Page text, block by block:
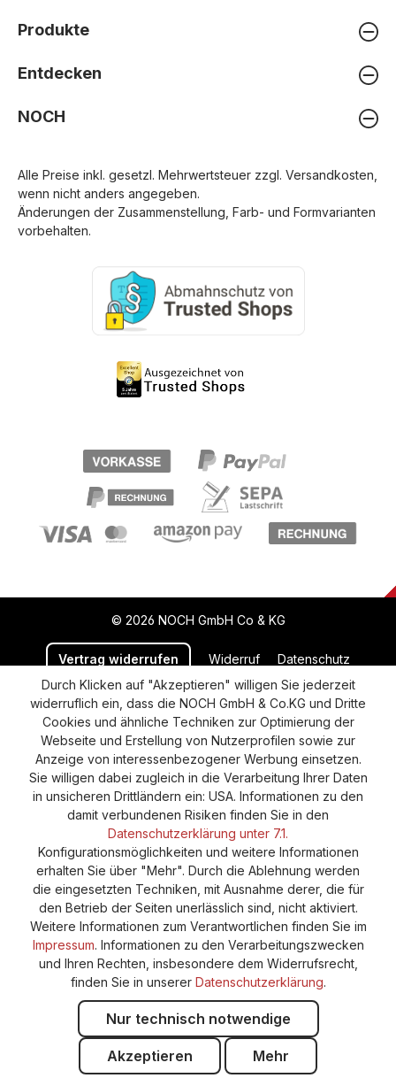
Produkte
Entdecken
NOCH
Alle Preise inkl. gesetzl. Mehrwertsteuer zzgl. Versandkosten
wenn nicht anders angegeben.
Änderungen der Zusammenstellung, Farb- und Formvarianten
vorbehalten.
© 2026 NOCH GmbH Co & KG
Vertrag widerrufen Widerruf Datenschutz
Versand und Zahlung AGB
Impressum
Cookie-Einstellungen
Barrierefreiheitserklärung
Durch Klicken auf "Akzeptieren" willigen Sie jederzeit
widerruflich ein, dass die NOCH GmbH & Co.KG und Dritte
Cookies und ähnliche Techniken zur Optimierung der
Webseite und Erstellung von Nutzerprofilen sowie zur
Anzeige von interessenbezogener Werbung einsetzen.
Sie willigen dabei zugleich in die Verarbeitung Ihrer Daten
in unsicheren Drittländern ein: USA. Informationen zu den
damit verbundenen Risiken finden Sie in den
Datenschutzerklärung unter 7.1.
Konfigurationsmöglichkeiten und weitere Informationen
erhalten Sie über "Mehr". Durch die Ablehnung werden
die eingesetzten Techniken, mit Ausnahme derer, die für
den Betrieb der Seiten unerlässlich sind, nicht aktiviert.
Weitere Informationen zum Verantwortlichen finden Sie im
Impressum. Informationen zu den Verarbeitungszwecken
und Ihren Rechten, insbesondere dem Widerrufsrecht,
finden Sie in unserer Datenschutzerklärung.
Nur technisch notwendige
Akzeptieren Mehr